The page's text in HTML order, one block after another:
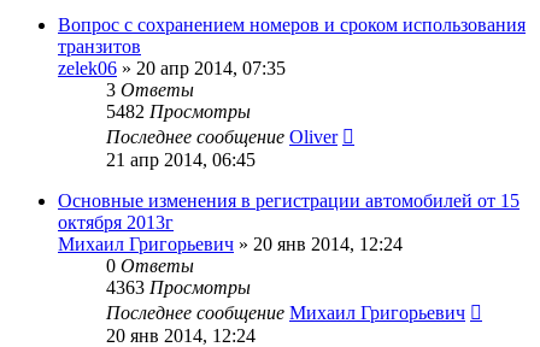
Вопрос с сохранением номеров и сроком использования
транзитов
zelek06 » 20 апр 2014, 07:35
3 Ответы
5482 Просмотры
Последнее сообщение Oliver
21 апр 2014, 06:45
Основные изменения в регистрации автомобилей от 15
октября 2013г
Михаил Григорьевич » 20 янв 2014, 12:24
0 Ответы
4363 Просмотры
Последнее сообщение Михаил Григорьевич
20 янв 2014, 12:24